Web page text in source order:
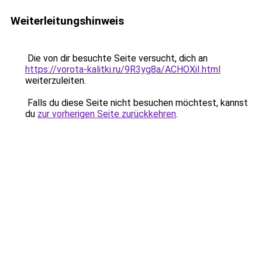
Weiterleitungshinweis
Die von dir besuchte Seite versucht, dich an
https://vorota-kalitki.ru/9R3yg8a/ACHOXiI.html
weiterzuleiten.
Falls du diese Seite nicht besuchen möchtest, kannst
du zur vorherigen Seite zurückkehren.